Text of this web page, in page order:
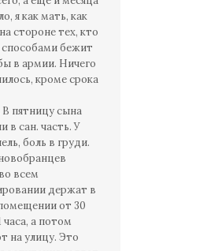
я как мать, как
стороне тех, кто
бежит
в армии. Ничего
кроме срока
пятницу сына
в сан. часть. У
боль в груди.
всем
держат в
от 30
часа, а потом
на улицу. Это